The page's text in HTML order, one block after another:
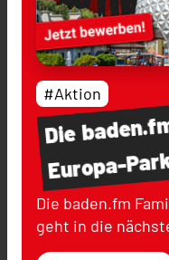
Die
Europa-
#Aktion
Die baden.fm
geht in die